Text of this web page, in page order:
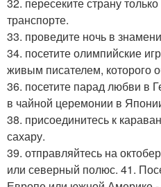
32. пересеките страну
транспорте.
33. проведите ночь в
34. посетите олимпийские
живым писателем, которого
36. посетите парад любви в
в чайной церемонии в
38. присоединитесь к
сахару.
39. отправляйтесь на
или северный полюс. 41.